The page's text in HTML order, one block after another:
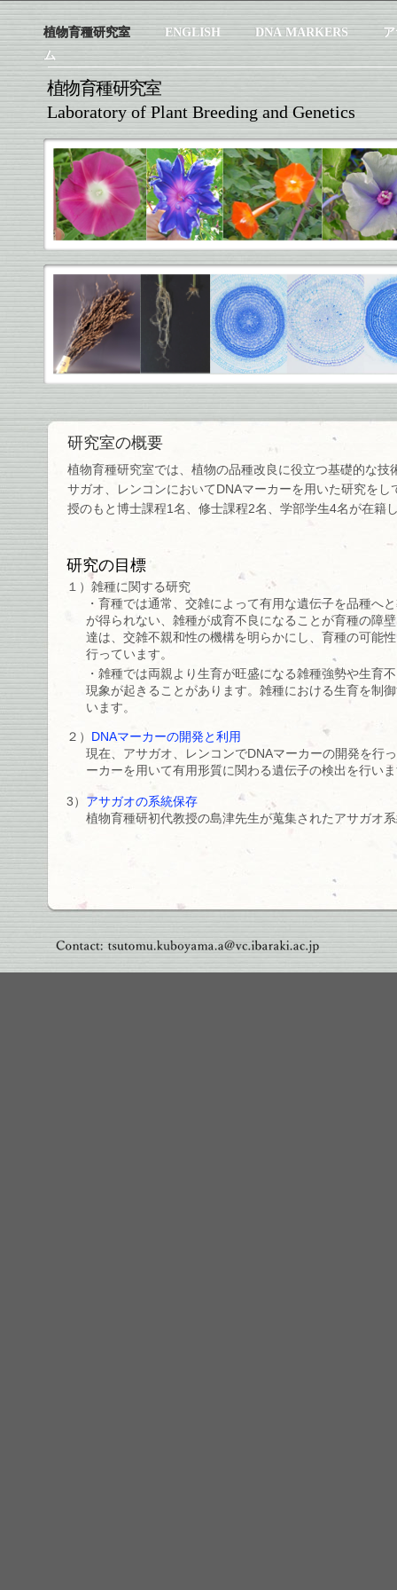
植物育種研究室 ENGLISH DNA MARKERS
ム
植物育種研究室
Laboratory of Plant Breeding and Genetics
植物育種研究室では、植物の品種改良に役立つ基礎的な技
サガオ、レンコンにおいてDNAマーカーを用いた研究をし
授のもと博士課程1名、修士課程2名、学部学生4名が在籍
研究室の概要
研究の目標
１）雑種に関する研究
・育種では通常、交雑によって有用な遺伝子を品種へ
が得られない、雑種が成育不良になることが育種の障
達は、交雑不親和性の機構を明らかにし、育種の可能
行っています。
・雑種では両親より生育が旺盛になる雑種強勢や生育
現象が起きることがあります。雑種における生育を制
います。
２） DNAマーカーの開発と利用
現在、アサガオ、レンコンでDNAマーカーの開発を行
ーカーを用いて有用形質に関わる遺伝子の検出を行い
3） アサガオの系統保存
植物育種研初代教授の島津先生が蒐集されたアサガオ